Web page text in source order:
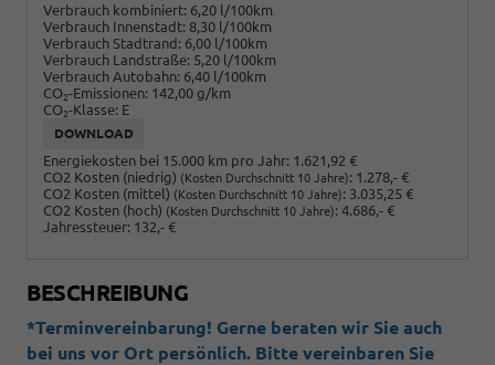
Verbrauch kombiniert: 6,20 l/100km
Verbrauch Innenstadt: 8,30 l/100km
Verbrauch Stadtrand: 6,00 l/100km
Verbrauch Landstraße: 5,20 l/100km
Verbrauch Autobahn: 6,40 l/100km
CO2-Emissionen: 142,00 g/km
CO2-Klasse: E
DOWNLOAD
Energiekosten bei 15.000 km pro Jahr: 1.621,92 €
CO2 Kosten (niedrig) (Kosten Durchschnitt 10 Jahre): 1.278,- €
CO2 Kosten (mittel) (Kosten Durchschnitt 10 Jahre): 3.035,25 €
CO2 Kosten (hoch) (Kosten Durchschnitt 10 Jahre): 4.686,- €
Jahressteuer: 132,- €
BESCHREIBUNG
*Terminvereinbarung! Gerne beraten wir Sie auch
bei uns vor Ort persönlich. Bitte vereinbaren Sie